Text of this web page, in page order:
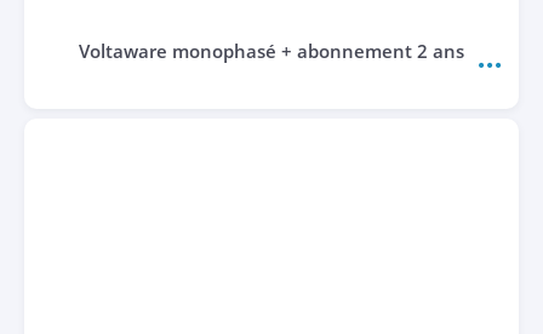
Voltaware monophasé + abonnement 2 ans